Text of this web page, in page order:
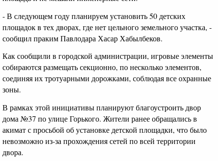
- В следующем году планируем установить 50 детских
площадок в тех дворах, где нет цельного земельного участка, -
сообщил праким Павлодара Хасар Хабылбеков.
Как сообщили в городской администрации, игровые элементы
собираются размещать секционно, по несколько элементов,
соединяя их тротуарными дорожками, соблюдая все охранные
зоны.
В рамках этой инициативы планируют благоустроить двор
дома №37 по улице Горького. Жители ранее обращались в
акимат с просьбой об установке детской площадки, что было
невозможно из-за прохождения сетей по всей территории
двора.